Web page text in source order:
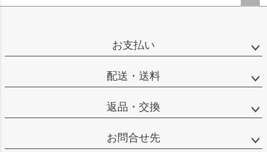
お支払い
配送・送料
返品・交換
お問合せ先